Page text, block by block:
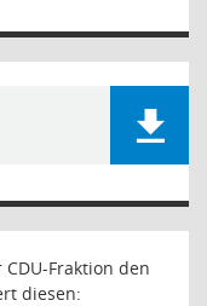
Fraktion den
diesen: